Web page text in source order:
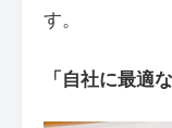
す。
「自社に最適